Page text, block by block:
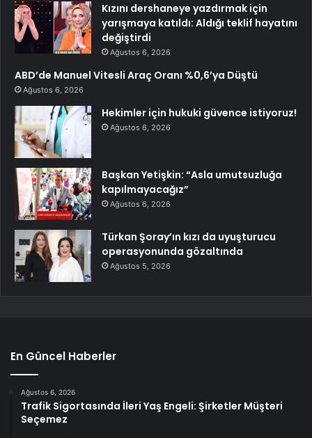
Kızını dershaneye yazdırmak için
yarışmaya katıldı: Aldığı teklif hayatını
değiştirdi
Ağustos 6, 2026
ABD’de Manuel Vitesli Araç Oranı %0,6’ya Düştü
Ağustos 6, 2026
Hekimler için hukuki güvence istiyoruz!
Ağustos 6, 2026
Başkan Yetişkin: “Asla umutsuzluğa
kapılmayacağız”
Ağustos 6, 2026
Türkan Şoray’ın kızı da uyuşturucu
operasyonunda gözaltında
Ağustos 5, 2026
En Güncel Haberler
Ağustos 6, 2026
Trafik Sigortasında İleri Yaş Engeli: Şirketler Müşteri
Seçemez